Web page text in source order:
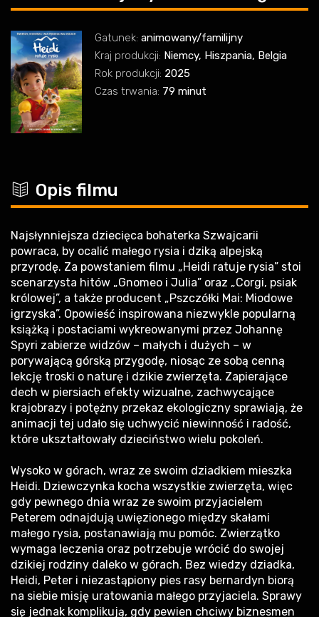
Gatunek: animowany/familijny
Kraj produkcji: Niemcy, Hiszpania, Belgia
Rok produkcji: 2025
Czas trwania: 79 minut
c Opis filmu
Najsłynniejsza dziecięca bohaterka Szwajcarii
powraca, by ocalić małego rysia i dziką alpejską
przyrodę. Za powstaniem filmu „Heidi ratuje rysia” stoi
scenarzysta hitów „Gnomeo i Julia” oraz „Corgi, psiak
królowej”, a także producent „Pszczółki Mai: Miodowe
igrzyska”. Opowieść inspirowana niezwykle popularną
książką i postaciami wykreowanymi przez Johannę
Spyri zabierze widzów – małych i dużych – w
porywającą górską przygodę, niosąc ze sobą cenną
lekcję troski o naturę i dzikie zwierzęta. Zapierające
dech w piersiach efekty wizualne, zachwycające
krajobrazy i potężny przekaz ekologiczny sprawiają, że
animacji tej udało się uchwycić niewinność i radość,
które ukształtowały dzieciństwo wielu pokoleń.
Wysoko w górach, wraz ze swoim dziadkiem mieszka
Heidi. Dziewczynka kocha wszystkie zwierzęta, więc
gdy pewnego dnia wraz ze swoim przyjacielem
Peterem odnajdują uwięzionego między skałami
małego rysia, postanawiają mu pomóc. Zwierzątko
wymaga leczenia oraz potrzebuje wrócić do swojej
dzikiej rodziny daleko w górach. Bez wiedzy dziadka,
Heidi, Peter i niezastąpiony pies rasy bernardyn biorą
na siebie misję uratowania małego przyjaciela. Sprawy
się jednak komplikują, gdy pewien chciwy biznesmen